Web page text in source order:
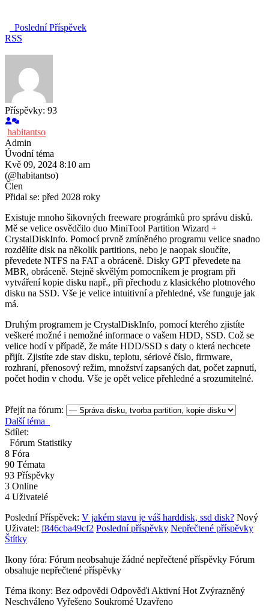
Poslední Příspěvek
RSS
Příspěvky: 93
habitantso
Admin
Úvodní téma
Kvě 09, 2024 8:10 am
(@habitantso)
Člen
Přidal se: před 2028 roky
Existuje mnoho šikovných freeware prográmků pro správu disků.
Mě se velice osvědčilo duo MiniTool Partition Wizard +
CrystalDiskInfo. Pomocí prvně zmíněného programu velice snadno
rozdělíte disk na několik partitions, nebo je naopak sloučíte,
převedete NTFS na FAT a obráceně. Disky GPT převedete na
MBR, obráceně. Stejně skvělým pomocníkem je program při
vytváření kopie disku např., při přechodu z klasického plotnového
disku na SSD. Vše je velice intuitivní a přehledné, vše funguje jak
má.
Druhým programem je CrystalDiskInfo, pomocí kterého zjistíte
veškeré možné i nemožné informace o vašem HDD, SSD. Což se
velice hodí v případě, že máte HDD/SSD s daty o která nechcete
přijít. Zjistíte zde stav disku, teplotu, sériové číslo, firmware,
rozhraní, přenosový režim, množství zapsaných dat, počet zapnutí,
počet hodin v chodu. Vše je opět velice přehledné a srozumitelné.
Přejít na fórum:
Další téma
Sdílet:
Fórum Statistiky
8 Fóra
90 Témata
93 Příspěvky
3 Online
4 Uživatelé
Poslední Příspěvek: V jakém stavu je váš harddisk, ssd disk? Nový
Uživatel: f846cba49cf2 Poslední příspěvky Nepřečtené příspěvky
Štítky
Ikony fóra: Fórum neobsahuje žádné nepřečtené příspěvky Fórum
obsahuje nepřečtené příspěvky
Téma ikony: Bez odpovědi Odpověďi Aktivní Hot Zvýrazněný
Neschváleno Vyřešeno Soukromé Uzavřeno